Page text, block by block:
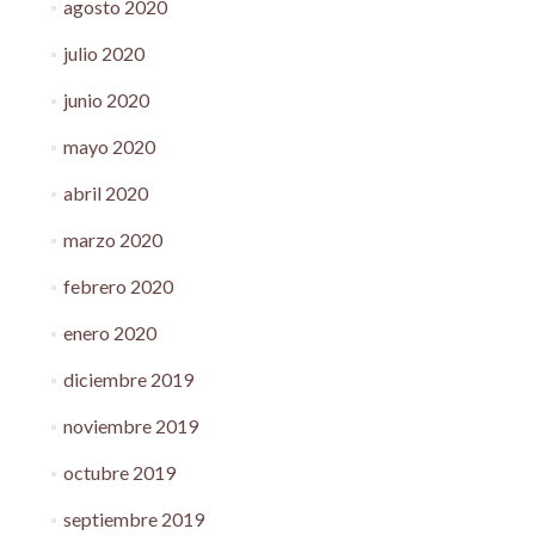
agosto 2020
julio 2020
junio 2020
mayo 2020
abril 2020
marzo 2020
febrero 2020
enero 2020
diciembre 2019
noviembre 2019
octubre 2019
septiembre 2019